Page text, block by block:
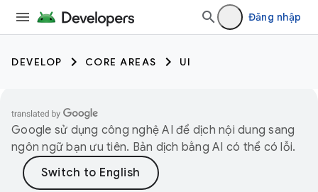
Đăng nhập
DEVELOP CORE AREAS UI
Google sử dụng công nghệ AI để dịch nội dung sang
ngôn ngữ bạn ưu tiên. Bản dịch bằng AI có thể có lỗi.